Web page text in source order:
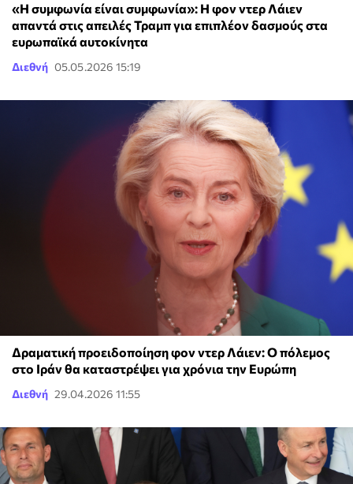
«Η συμφωνία είναι συμφωνία»: Η φον ντερ Λάιεν
απαντά στις απειλές Τραμπ για επιπλέον δασμούς στα
ευρωπαϊκά αυτοκίνητα
Διεθνή 05.05.2026 15:19
Δραματική προειδοποίηση φον ντερ Λάιεν: Ο πόλεμος
στο Ιράν θα καταστρέψει για χρόνια την Ευρώπη
Διεθνή 29.04.2026 11:55